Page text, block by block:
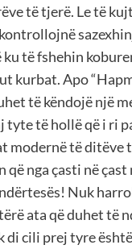
të tjerë. Le të
ku të fshehin
kurbat. Apo
të këndojë një
tyte të hollë që i ri
modernë të ditëve
që nga çasti në
Nuk
ata që duhet të
di cili prej tyre